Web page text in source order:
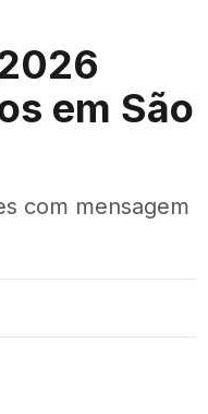
em São
com mensagem